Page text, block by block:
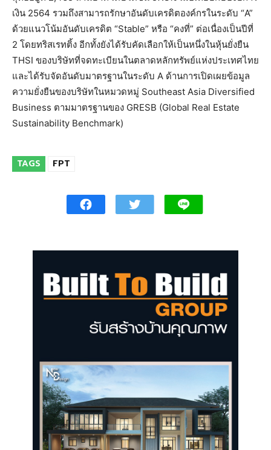
เงิน 2564 รวมถึงสามารถรักษาอันดับเครดิตองค์กรในระดับ “A”
ด้วยแนวโน้มอันดับเครดิต “Stable” หรือ “คงที่” ต่อเนื่องเป็นปีที่
2 โดยทริสเรทติ้ง อีกทั้งยังได้รับคัดเลือกให้เป็นหนึ่งในหุ้นยั่งยืน
THSI ของบริษัทที่จดทะเบียนในตลาดหลักทรัพย์แห่งประเทศไทย
และได้รับจัดอันดับมาตรฐานในระดับ A ด้านการเปิดเผยข้อมูล
ความยั่งยืนของบริษัทในหมวดหมู่ Southeast Asia Diversified
Business ตามมาตรฐานของ GRESB (Global Real Estate
Sustainability Benchmark)
TAGS FPT